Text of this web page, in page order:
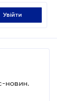
увійти
новин.